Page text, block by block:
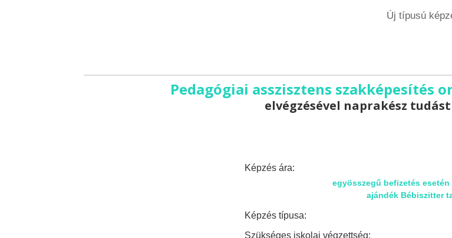
Új típusú
Pedagógiai asszisztens szakképesítés
elvégzésével naprakész
Képzés ára:
egyösszegű befizetés
ajándék Bébiszitter
Képzés típusa:
Szükséges iskolai végzettség: